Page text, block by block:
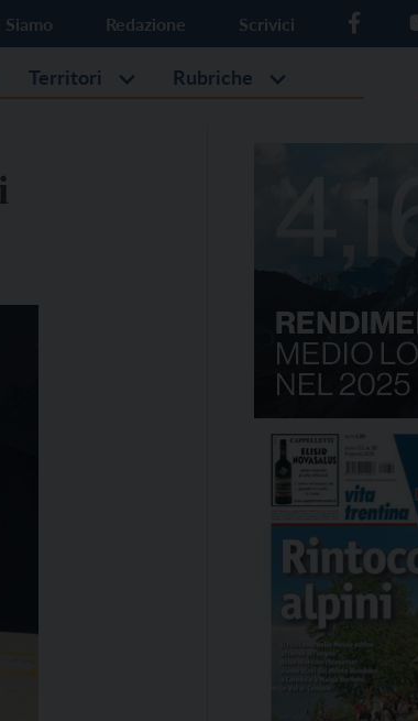
Siamo Redazione Scrivici
Territori Rubriche